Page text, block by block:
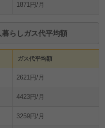
1871円/月
暮らしガス代平均額
ガス代平均額
2621円/月
4423円/月
3259円/月